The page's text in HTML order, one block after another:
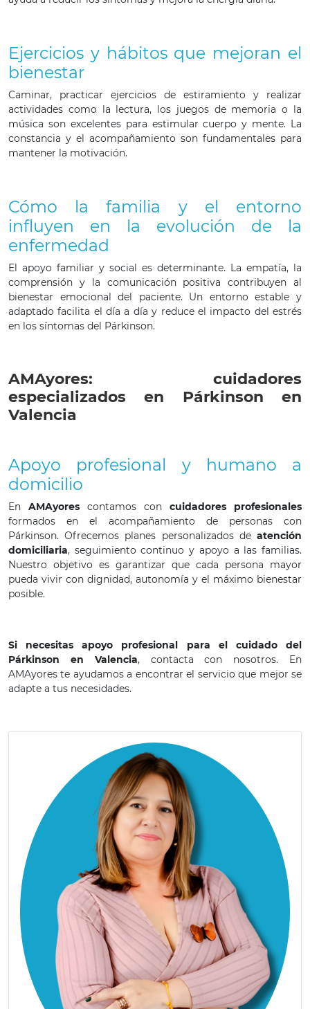
Ejercicios y hábitos que mejoran el
bienestar
Caminar, practicar ejercicios de estiramiento y realizar
actividades como la lectura, los juegos de memoria o la
música son excelentes para estimular cuerpo y mente. La
constancia y el acompañamiento son fundamentales para
mantener la motivación.
Cómo la familia y el entorno
influyen en la evolución de la
enfermedad
El apoyo familiar y social es determinante. La empatía, la
comprensión y la comunicación positiva contribuyen al
bienestar emocional del paciente. Un entorno estable y
adaptado facilita el día a día y reduce el impacto del estrés
en los síntomas del Párkinson.
AMAyores: cuidadores
especializados en Párkinson en
Valencia
Apoyo profesional y humano a
domicilio
En AMAyores contamos con cuidadores profesionales
formados en el acompañamiento de personas con
Párkinson. Ofrecemos planes personalizados de atención
domiciliaria, seguimiento continuo y apoyo a las familias.
Nuestro objetivo es garantizar que cada persona mayor
pueda vivir con dignidad, autonomía y el máximo bienestar
posible.
Si necesitas apoyo profesional para el cuidado del
Párkinson en Valencia, contacta con nosotros. En
AMAyores te ayudamos a encontrar el servicio que mejor se
adapte a tus necesidades.